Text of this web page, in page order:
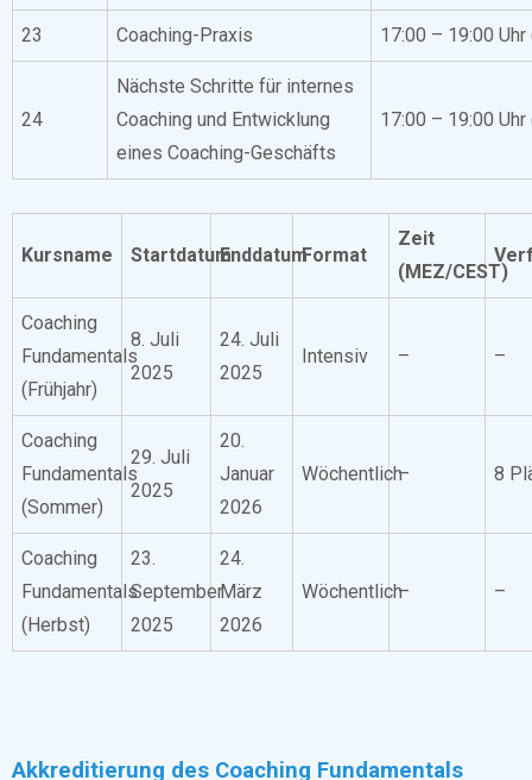
23 Coaching-Praxis 17:00 – 19:00 Uhr
24
Nächste Schritte für internes
Coaching und Entwicklung
eines Coaching-Geschäfts
17:00 – 19:00 Uhr
Kursname StartdatumEnddatumFormat
Zeit
(MEZ/CEST)
Coaching
Fundamentals
(Frühjahr)
8. Juli
2025
24. Juli
2025
Intensiv – –
Coaching
Fundamentals
(Sommer)
29. Juli
2025
20.
Januar
2026
Wöchentlich– 8
Coaching
Fundamentals
(Herbst)
23.
September
2025
24.
März
2026
Wöchentlich– –
Akkreditierung des Coaching Fundamentals